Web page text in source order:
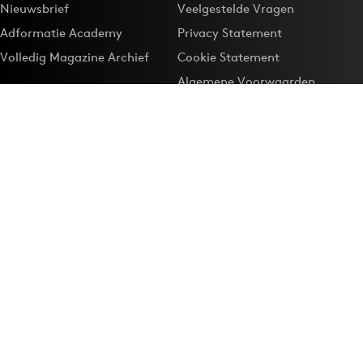
Nieuwsbrief
Adformatie Academy
Volledig Magazine Archief
Veelgestelde Vragen
Privacy Statement
Cookie Statement
Algemene Voorwaarden